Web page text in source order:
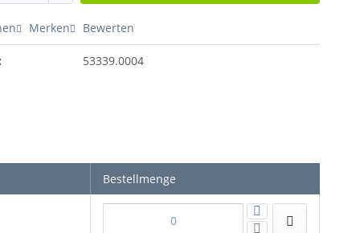
Merken Bewerten
53339.0004
Bestellmenge